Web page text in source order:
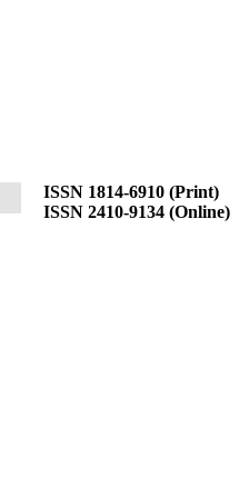
ISSN 1814-6910 (Print)
ISSN 2410-9134 (Online)